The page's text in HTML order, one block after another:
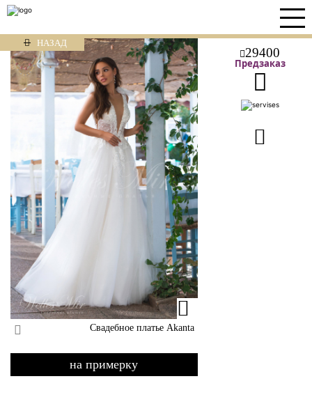
НАЗАД
29400
Предзаказ
Свадебное платье Akanta
на примерку